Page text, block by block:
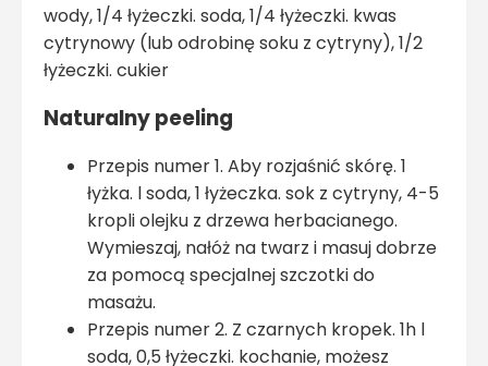
wody, 1/4 łyżeczki. soda, 1/4 łyżeczki. kwas
cytrynowy (lub odrobinę soku z cytryny), 1/2
łyżeczki. cukier
Naturalny peeling
Przepis numer 1. Aby rozjaśnić skórę. 1
łyżka. l soda, 1 łyżeczka. sok z cytryny, 4-5
kropli olejku z drzewa herbacianego.
Wymieszaj, nałóż na twarz i masuj dobrze
za pomocą specjalnej szczotki do
masażu.
Przepis numer 2. Z czarnych kropek. 1h l
soda, 0,5 łyżeczki. kochanie, możesz